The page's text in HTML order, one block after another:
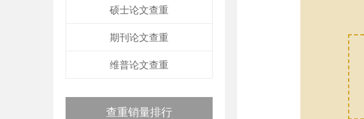
硕士论文查重
期刊论文查重
维普论文查重
查重销量排行